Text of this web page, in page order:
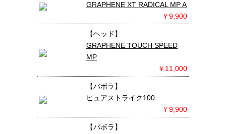
GRAPHENE XT RADICAL MP A
￥9,900
【ヘッド】
GRAPHENE TOUCH SPEED
MP
￥11,000
【バボラ】
ピュアストライク100
￥9,900
【バボラ】